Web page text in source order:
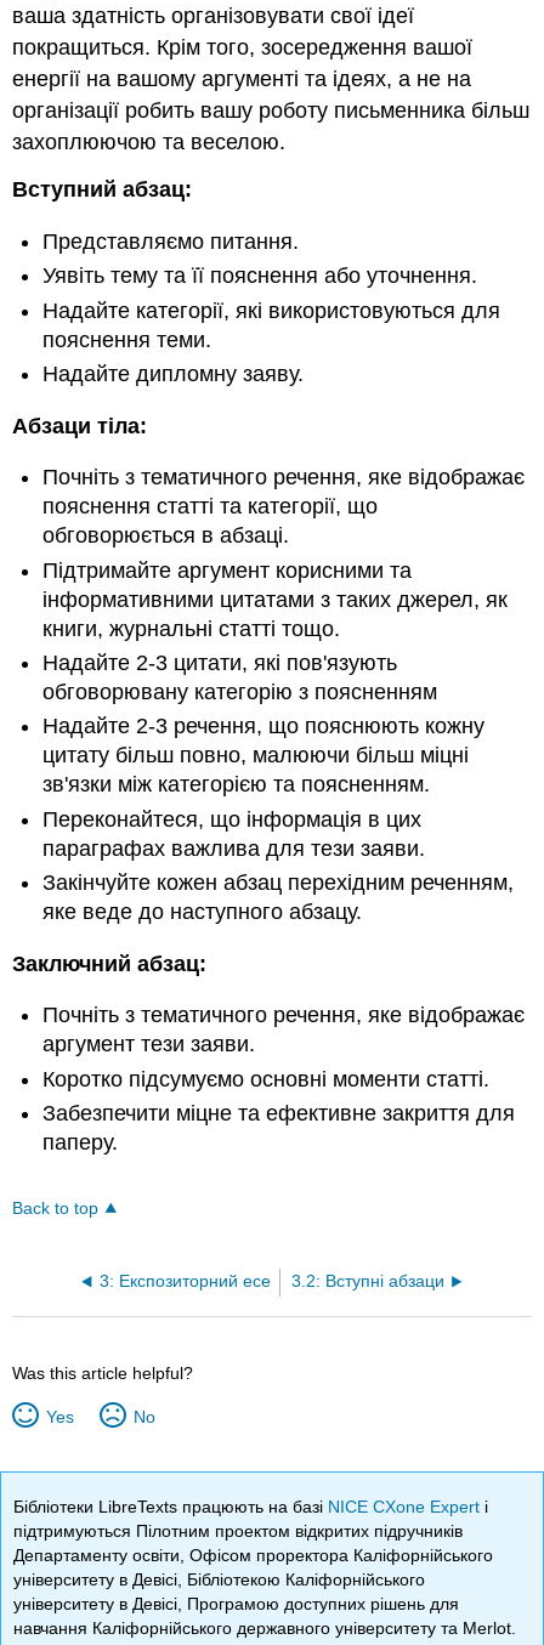
ваша здатність організовувати свої ідеї
покращиться. Крім того, зосередження вашої
енергії на вашому аргументі та ідеях, а не на
організації робить вашу роботу письменника більш
захоплюючою та веселою.
Вступний абзац:
Представляємо питання.
Уявіть тему та її пояснення або уточнення.
Надайте категорії, які використовуються для
пояснення теми.
Надайте дипломну заяву.
Абзаци тіла:
Почніть з тематичного речення, яке відображає
пояснення статті та категорії, що
обговорюється в абзаці.
Підтримайте аргумент корисними та
інформативними цитатами з таких джерел, як
книги, журнальні статті тощо.
Надайте 2-3 цитати, які пов'язують
обговорювану категорію з поясненням
Надайте 2-3 речення, що пояснюють кожну
цитату більш повно, малюючи більш міцні
зв'язки між категорією та поясненням.
Переконайтеся, що інформація в цих
параграфах важлива для тези заяви.
Закінчуйте кожен абзац перехідним реченням,
яке веде до наступного абзацу.
Заключний абзац:
Почніть з тематичного речення, яке відображає
аргумент тези заяви.
Коротко підсумуємо основні моменти статті.
Забезпечити міцне та ефективне закриття для
паперу.
Back to top
3: Експозиторний есе 3.2: Вступні абзаци
Was this article helpful?
Yes No
Бібліотеки LibreTexts працюють на базі NICE CXone Expert і
підтримуються Пілотним проектом відкритих підручників
Департаменту освіти, Офісом проректора Каліфорнійського
університету в Девісі, Бібліотекою Каліфорнійського
університету в Девісі, Програмою доступних рішень для
навчання Каліфорнійського державного університету та Merlot.